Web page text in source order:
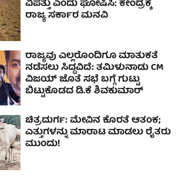
ವಿಪತ್ತು ಎಂದು ಘೋಷಿಸಿ: ಕೇಂದ್ರಕ್ಕೆ
ರಾಜ್ಯ ಸರ್ಕಾರ ಮನವಿ
ರಾಜ್ಯವು ಎಲ್ಲರೊಂದಿಗೂ ಮಾತುಕತೆ
ನಡೆಸಲು ಸಿದ್ಧವಿದೆ: ತಮಿಳುನಾಡು CM
ವಿಜಯ್ ಜೊತೆ ಸಭೆ ಬಗ್ಗೆ ಗುಟ್ಟು
ಬಿಟ್ಟುಕೊಡದ ಡಿ.ಕೆ ಶಿವಕುಮಾರ್
ಚಿತ್ರದುರ್ಗ: ಮೇವಿನ ಕೊರತೆ ಆತಂಕ;
ಎತ್ತುಗಳನ್ನು ಮಾರಾಟ ಮಾಡಲು ರೈತರು
ಮುಂದು!